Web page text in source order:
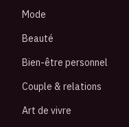
Mode
Beauté
Bien-être personnel
Couple & relations
Art de vivre